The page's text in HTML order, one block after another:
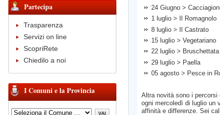
Partecipa
Trasparenza
Servizi on line
ScopriRete
Chiedilo a noi
I Comuni e la Provincia
24 Giugno >
1 luglio > Il Romagnolo
8 luglio > Il Castrato
15 luglio > Vegetariano
22 luglio > Bruschettata
29 luglio > Paella
05 agosto > Pesce in
Altra novità sono i
ogni mercoledì di luglio un
affinità e differenze. Sei